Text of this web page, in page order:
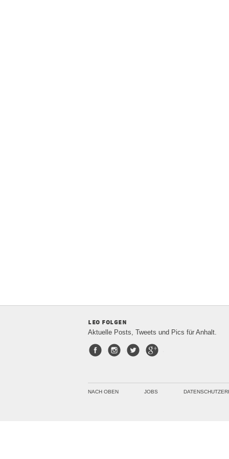
leo folgen
Aktuelle Posts, Tweets und Pics für Anhalt.
FacebookInstagram
Twitter
NACH OBEN JOBS